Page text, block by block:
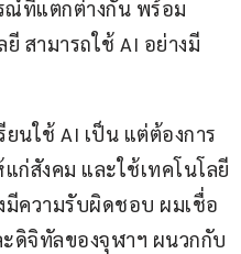
ณ์ที่แตกต่างกัน พร้อม
ยี สามารถใช้ AI อย่างมี
ยนใช้ AI เป็น แต่ต้องการ
ก่สังคม และใช้เทคโนโลยี
มีความรับผิดชอบ ผมเชื่อ
ดิจิทัลของจุฬาฯ ผนวกกับ